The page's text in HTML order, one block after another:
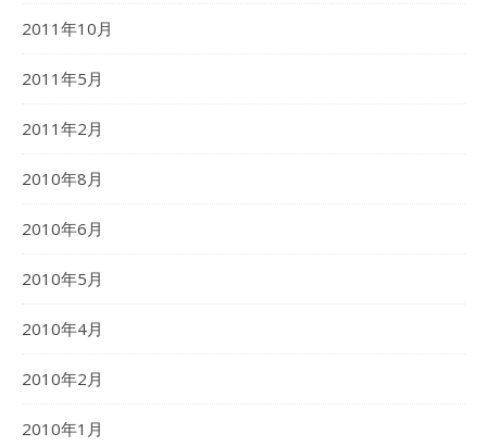
2011年10月
2011年5月
2011年2月
2010年8月
2010年6月
2010年5月
2010年4月
2010年2月
2010年1月